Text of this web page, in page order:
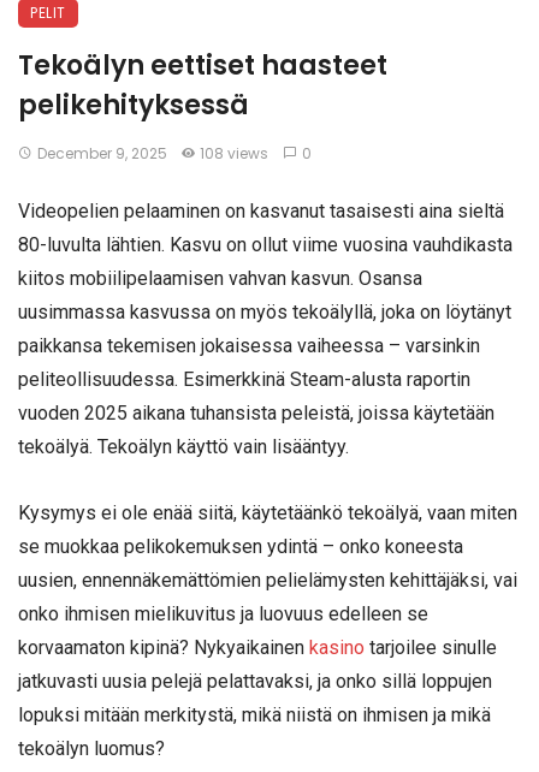
PELIT
Tekoälyn eettiset haasteet
pelikehityksessä
December 9, 2025 108 views 0
Videopelien pelaaminen on kasvanut tasaisesti aina sieltä
80-luvulta lähtien. Kasvu on ollut viime vuosina vauhdikasta
kiitos mobiilipelaamisen vahvan kasvun. Osansa
uusimmassa kasvussa on myös tekoälyllä, joka on löytänyt
paikkansa tekemisen jokaisessa vaiheessa – varsinkin
peliteollisuudessa. Esimerkkinä Steam-alusta raportin
vuoden 2025 aikana tuhansista peleistä, joissa käytetään
tekoälyä. Tekoälyn käyttö vain lisääntyy.
Kysymys ei ole enää siitä, käytetäänkö tekoälyä, vaan miten
se muokkaa pelikokemuksen ydintä – onko koneesta
uusien, ennennäkemättömien pelielämysten kehittäjäksi, vai
onko ihmisen mielikuvitus ja luovuus edelleen se
korvaamaton kipinä? Nykyaikainen kasino tarjoilee sinulle
jatkuvasti uusia pelejä pelattavaksi, ja onko sillä loppujen
lopuksi mitään merkitystä, mikä niistä on ihmisen ja mikä
tekoälyn luomus?